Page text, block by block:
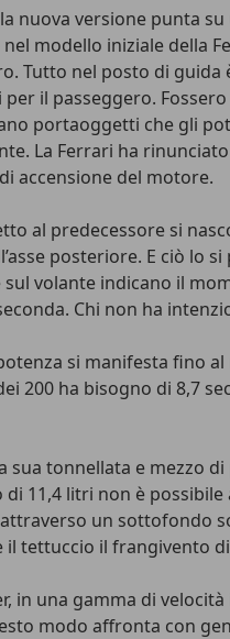
nuova versione punta
modello iniziale della
Tutto nel posto di
il passeggero.
portaoggetti che gli
La Ferrari ha
accensione del motore.
al predecessore si
posteriore. E ciò lo si
volante indicano il
Chi non ha
si manifesta fino
200 ha bisogno di 8,7
sua tonnellata e mezzo
11,4 litri non è possibile
un sottofondo
il tettuccio il frangivento
in una gamma di
modo affronta con